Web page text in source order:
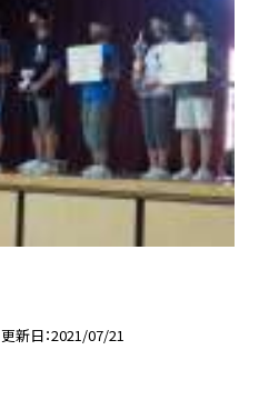
更新日 2021/07/21